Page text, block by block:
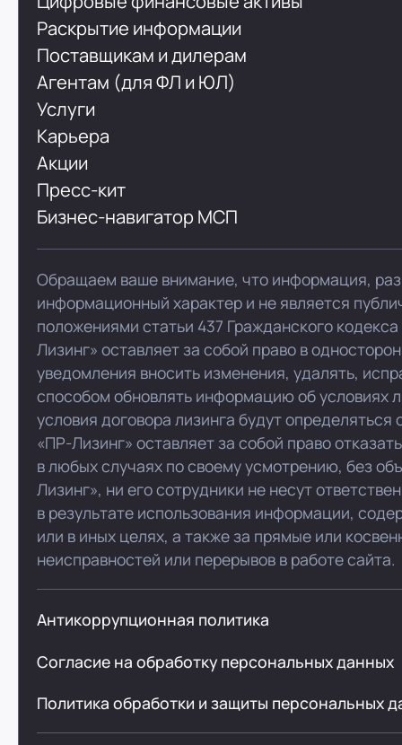
Раскрытие информации
Поставщикам и дилерам
Агентам (для ФЛ и ЮЛ)
Услуги
Карьера
Акции
Пресс-кит
Бизнес-навигатор МСП
Обращаем ваше внимание, что информация,
информационный характер и не является
положениями статьи 437 Гражданского
Лизинг» оставляет за собой право в
уведомления вносить изменения, удалять,
способом обновлять информацию об условиях
условия договора лизинга будут
«ПР-Лизинг» оставляет за собой право
в любых случаях по своему усмотрению, без
Лизинг», ни его сотрудники не несут
в результате использования информации,
или в иных целях, а также за прямые или
неисправностей или перерывов в работе сайта.
Антикоррупционная политика
Согласие на обработку персональных данных
Политика обработки и защиты персональных